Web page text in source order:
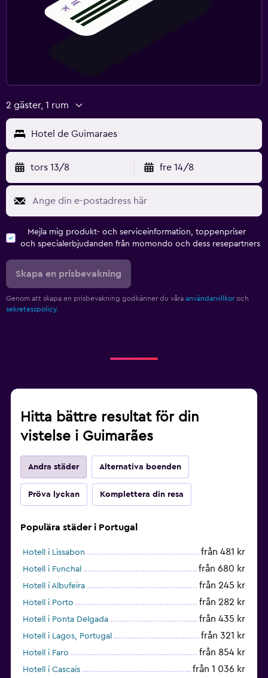
2 gäster, 1 rum
Hotel de Guimaraes
tors 13/8 fre 14/8
Mejla mig produkt- och serviceinformation, toppenpriser
och specialerbjudanden från momondo och dess resepartners
Skapa en prisbevakning
Genom att skapa en prisbevakning godkänner du våra användarvillkor och
sekretesspolicy.
Hitta bättre resultat för din
vistelse i Guimarães
Andra städer Alternativa boenden
Pröva lyckan Komplettera din resa
Populära städer i Portugal
Hotell i Lissabon från 481 kr
Hotell i Funchal från 680 kr
Hotell i Albufeira från 245 kr
Hotell i Porto från 282 kr
Hotell i Ponta Delgada från 435 kr
Hotell i Lagos, Portugal från 321 kr
Hotell i Faro från 854 kr
Hotell i Cascais från 1 036 kr